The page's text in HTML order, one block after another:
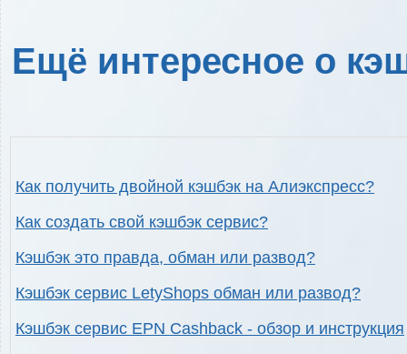
Ещё интересное о
Как получить двойной кэшбэк на Алиэкспресс?
Как создать свой кэшбэк сервис?
Кэшбэк это правда, обман или развод?
Кэшбэк сервис LetyShops обман или развод?
Кэшбэк сервис EPN Cashback - обзор и инструкция